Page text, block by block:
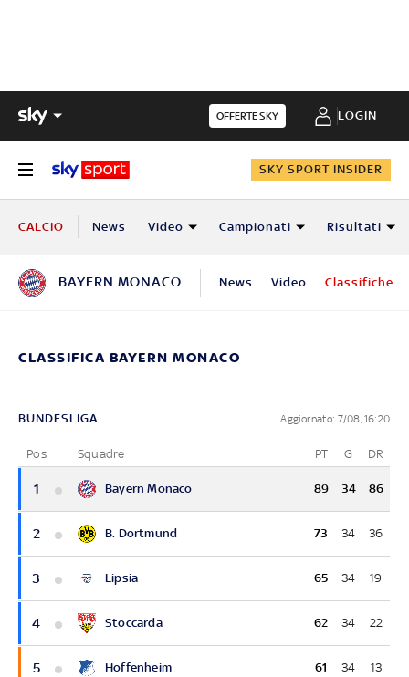
OFFERTE SKY LOGIN
SKY SPORT INSIDER
CALCIO News Video Campionati Risultati
BAYERN MONACO News Video Classifiche
CLASSIFICA BAYERN MONACO
BUNDESLIGA Aggiornato: 7/08, 16:20
Pos Squadre PT G DR
1 Bayern Monaco 89 34 86
2 B. Dortmund 73 34 36
3 Lipsia 65 34 19
4 Stoccarda 62 34 22
5 Hoffenheim 61 34 13